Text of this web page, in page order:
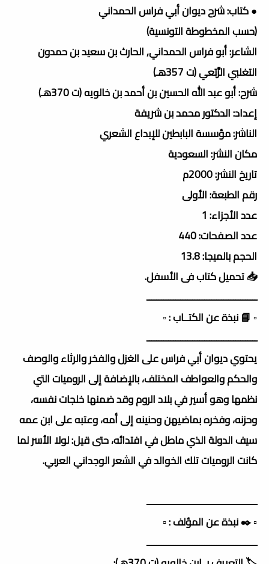
● كتاب: شرح ديوان أبي فراس الحمداني
(حسب المخطوطة التونسية)
الشاعر: أبو فراس الحمداني, الحارث بن سعيد بن حمدون
التغلبي الرَّبَعي (ت 357هـ)
شرح: أبو عبد الله الحسين بن أحمد بن خالويه (ت 370هـ)
إعداد: الدكتور محمد بن شريفة
الناشر: مؤسسة البابطين للإبداع الشعري
مكان النشر: السعودية
تاريخ النشر: 2000م
رقم الطبعة: الأولى
عدد الأجزاء: 1
عدد الصفحات: 440
الحجم بالميجا: 13.8
📥 تحميل كتاب فى الأسفل.
ــــــــــــــــــــــــــــــــــــــــــــــ
▫️ 📘 نبذة عن الكتــاب : ▫️
ــــــــــــــــــــــــــــــــــــــــــــــ
يحتوي ديوان أبي فراس على الغزل والفخر والرثاء والوصف
والحكم والعواطف المختلف، بالإضافة إلى الروميات التي
نظمها وهو أسير في بلاد الروم وقد ضمنها خلجات نفسه،
وحزنه، وفخره بماضيهن وحنينه إلى أمه، وعتبه على ابن عمه
سيف الدولة الذي ماطل في افتدائه، حتى قيل: لولا الأسر لما
كانت الروميات تلك الخوالد في الشعر الوجداني العربي.
ــــــــــــــــــــــــــــــــــــــــــــــ
▫️ ✒️ نبذة عن المؤلف : ▫️
ــــــــــــــــــــــــــــــــــــــــــــــ